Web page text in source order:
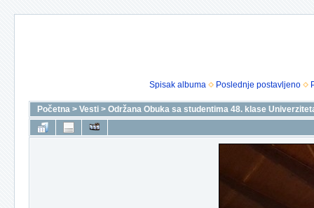
Spisak albuma Poslednje postavljeno
Početna > Vesti > Održana Obuka sa studentima 48. klase